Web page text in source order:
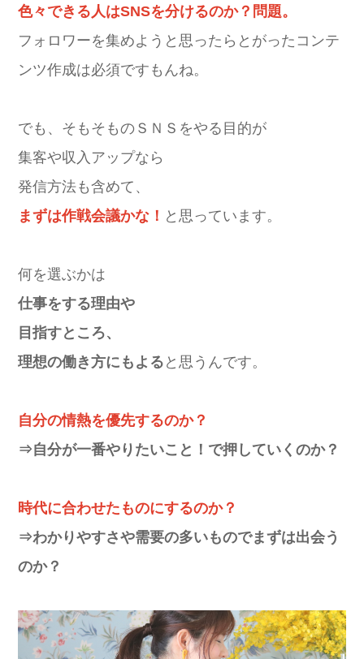
色々できる人はSNSを分けるのか？問題。
フォロワーを集めようと思ったらとがったコンテ
ンツ作成は必須ですもんね。
でも、そもそものＳＮＳをやる目的が
集客や収入アップなら
発信方法も含めて、
まずは作戦会議かな！ と思っています。
何を選ぶかは
仕事をする理由や
目指すところ、
理想の働き方にもよる と思うんです。
自分の情熱を優先するのか？
⇒自分が一番やりたいこと！で押していくのか？
時代に合わせたものにするのか？
⇒わかりやすさや需要の多いものでまずは出会う
のか？